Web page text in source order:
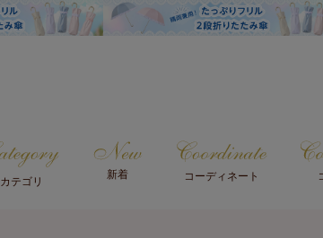
カテゴリ
新着 コーディネート